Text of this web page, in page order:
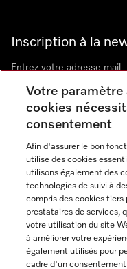
Inscription à la
Contact
Langue
FRANÇAIS
Votre
cookies
consentement
Afin d'assurer le bon
utilise des cookies
utilisons également des
technologies de suivi à
compris des cookies tiers
prestataires de services,
votre utilisation du site
à améliorer votre
également utilisés pour
cadre d'un